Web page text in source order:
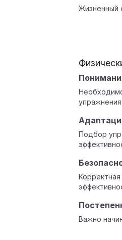
Жизненный
Подбор
Важно